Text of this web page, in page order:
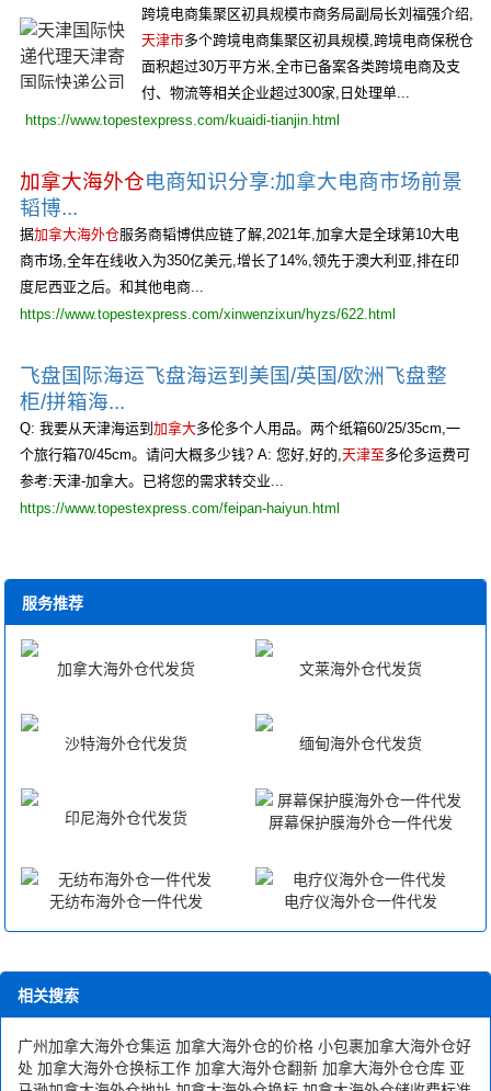
跨境电商集聚区初具规模市商务局副局长刘福强介绍,
天津市多个跨境电商集聚区初具规模,跨境电商保税仓
面积超过30万平方米,全市已备案各类跨境电商及支
付、物流等相关企业超过300家,日处理单...
https://www.topestexpress.com/kuaidi-tianjin.html
加拿大海外仓电商知识分享:加拿大电商市场前景
韬博...
据加拿大海外仓服务商韬博供应链了解,2021年,加拿大是全球第10大电
商市场,全年在线收入为350亿美元,增长了14%,领先于澳大利亚,排在印
度尼西亚之后。和其他电商...
https://www.topestexpress.com/xinwenzixun/hyzs/622.html
飞盘国际海运飞盘海运到美国/英国/欧洲飞盘整
柜/拼箱海...
Q: 我要从天津海运到 加拿大多伦多个人用品。两个纸箱60/25/35cm,一
个旅行箱70/45cm。请问大概多少钱? A: 您好,好的,天津至多伦多运费可
参考:天津-加拿大。已将您的需求转交业...
https://www.topestexpress.com/feipan-haiyun.html
服务推荐
加拿大海外仓代发货 文莱海外仓代发货
沙特海外仓代发货 缅甸海外仓代发货
印尼海外仓代发货 屏幕保护膜海外仓一件代发
无纺布海外仓一件代发 电疗仪海外仓一件代发
相关搜索
广州加拿大海外仓集运 加拿大海外仓的价格 小包裹加拿大海外仓好
处 加拿大海外仓换标工作 加拿大海外仓翻新 加拿大海外仓仓库 亚